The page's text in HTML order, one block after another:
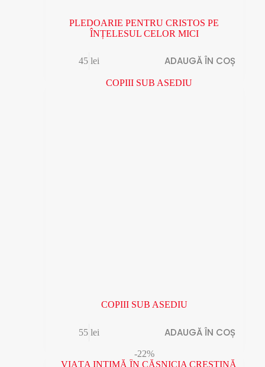
PLEDOARIE PENTRU CRISTOS PE
ÎNȚELESUL CELOR MICI
45 lei ADAUGĂ ÎN COȘ
COPIII SUB ASEDIU
55 lei ADAUGĂ ÎN COȘ
-22%